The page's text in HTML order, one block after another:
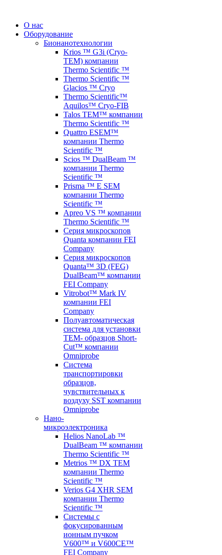
О нас
Оборудование
Бионанотехнологии
Krios ™ G3i (Cryo-
TEM) компании
Thermo Scientific ™
Thermo Scientific ™
Glacios ™ Cryo
Thermo Scientific™
Aquilos™ Cryo-FIB
Talos TEM™ компании
Thermo Scientific ™
Quattro ESEM™
компании Thermo
Scientific ™
Scios ™ DualBeam ™
компании Thermo
Scientific ™
Prisma ™ E SEM
компании Thermo
Scientific ™
Apreo VS ™ компании
Thermo Scientific ™
Серия микроскопов
Quanta компании FEI
Company
Серия микроскопов
Quanta™ 3D (FEG)
DualBeam™ компании
FEI Company
Vitrobot™ Mark IV
компании FEI
Company
Полуавтоматическая
система для установки
TEM- образцов Short-
Cut™ компании
Omniprobe
Система
транспортировки
образцов,
чувствительных к
воздуху SST компании
Omniprobe
Нано-
микроэлектроника
Helios NanoLab ™
DualBeam ™ компании
Thermo Scientific ™
Metrios ™ DX TEM
компании Thermo
Scientific ™
Verios G4 XHR SEM
компании Thermo
Scientific ™
Системы с
фокусированным
ионным пучком
V600™ и V600CE™
FEI Company